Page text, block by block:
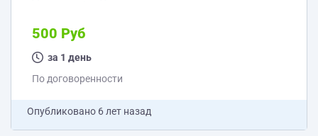
500 Руб
за 1 день
По договоренности
Опубликовано 6 лет назад